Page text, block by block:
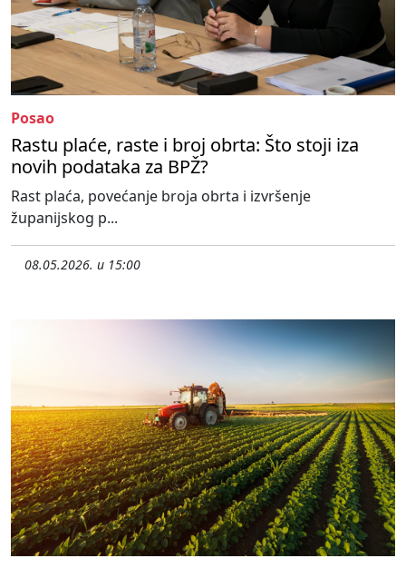
Posao
Rastu plaće, raste i broj obrta: Što stoji iza
novih podataka za BPŽ?
Rast plaća, povećanje broja obrta i izvršenje
županijskog p...
08.05.2026. u 15:00